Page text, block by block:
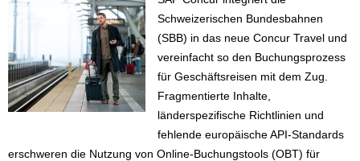
Schweizerischen Bundesbahnen
(SBB) in das neue Concur Travel und
vereinfacht so den Buchungsprozess
für Geschäftsreisen mit dem Zug.
Fragmentierte Inhalte,
länderspezifische Richtlinien und
fehlende europäische API-Standards
erschweren die Nutzung von Online-Buchungstools (OBT) für